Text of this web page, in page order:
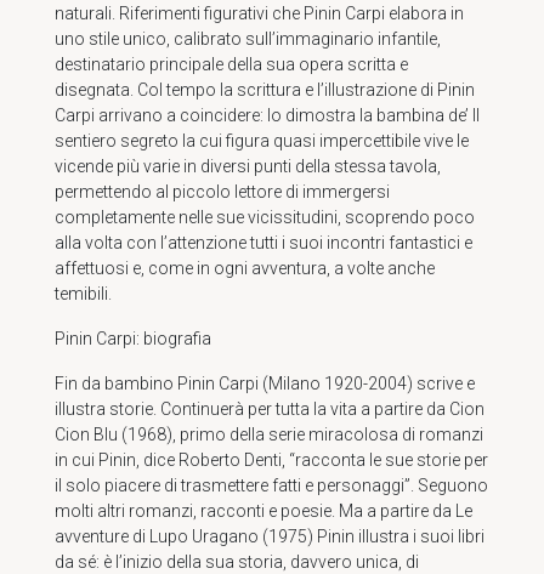
naturali. Riferimenti figurativi che Pinin Carpi elabora in
uno stile unico, calibrato sull’immaginario infantile,
destinatario principale della sua opera scritta e
disegnata. Col tempo la scrittura e l’illustrazione di Pinin
Carpi arrivano a coincidere: lo dimostra la bambina de’ Il
sentiero segreto la cui figura quasi impercettibile vive le
vicende più varie in diversi punti della stessa tavola,
permettendo al piccolo lettore di immergersi
completamente nelle sue vicissitudini, scoprendo poco
alla volta con l’attenzione tutti i suoi incontri fantastici e
affettuosi e, come in ogni avventura, a volte anche
temibili.
Pinin Carpi: biografia
Fin da bambino Pinin Carpi (Milano 1920-2004) scrive e
illustra storie. Continuerà per tutta la vita a partire da Cion
Cion Blu (1968), primo della serie miracolosa di romanzi
in cui Pinin, dice Roberto Denti, “racconta le sue storie per
il solo piacere di trasmettere fatti e personaggi”. Seguono
molti altri romanzi, racconti e poesie. Ma a partire da Le
avventure di Lupo Uragano (1975) Pinin illustra i suoi libri
da sé: è l’inizio della sua storia, davvero unica, di